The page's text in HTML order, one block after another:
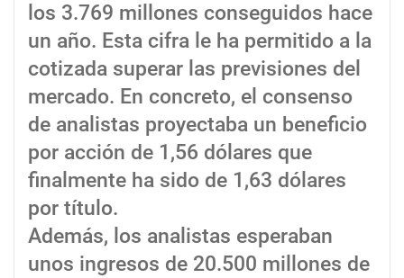
los 3.769 millones conseguidos hace
un año. Esta cifra le ha permitido a la
cotizada superar las previsiones del
mercado. En concreto, el consenso
de analistas proyectaba un beneficio
por acción de 1,56 dólares que
finalmente ha sido de 1,63 dólares
por título.
Además, los analistas esperaban
unos ingresos de 20.500 millones de